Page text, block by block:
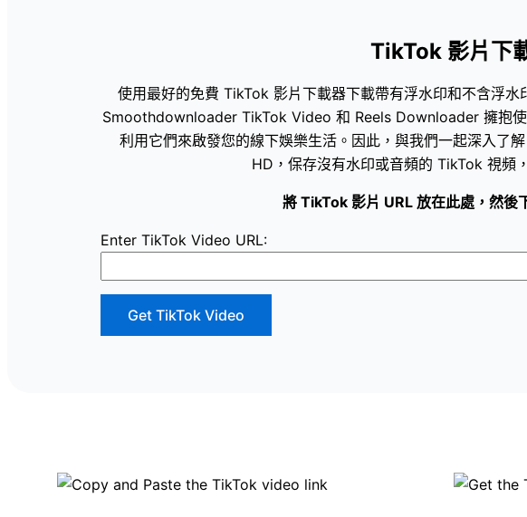
TikTok 影片下
使用最好的免費 TikTok 影片下載器下載帶有浮水印和不含浮
Smoothdownloader TikTok Video 和 Reels Downloader 擁抱
利用它們來啟發您的線下娛樂生活。因此，與我們一起深入了
HD，保存沒有水印或音頻的 TikTok 視頻
將 TikTok 影片 URL 放在此處，然後
Enter TikTok Video URL:
Get TikTok Video